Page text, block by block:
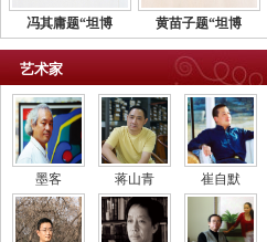
冯其庸题“坦博 黄苗子题“坦博
艺术家
墨客 蒋山青 崔自默